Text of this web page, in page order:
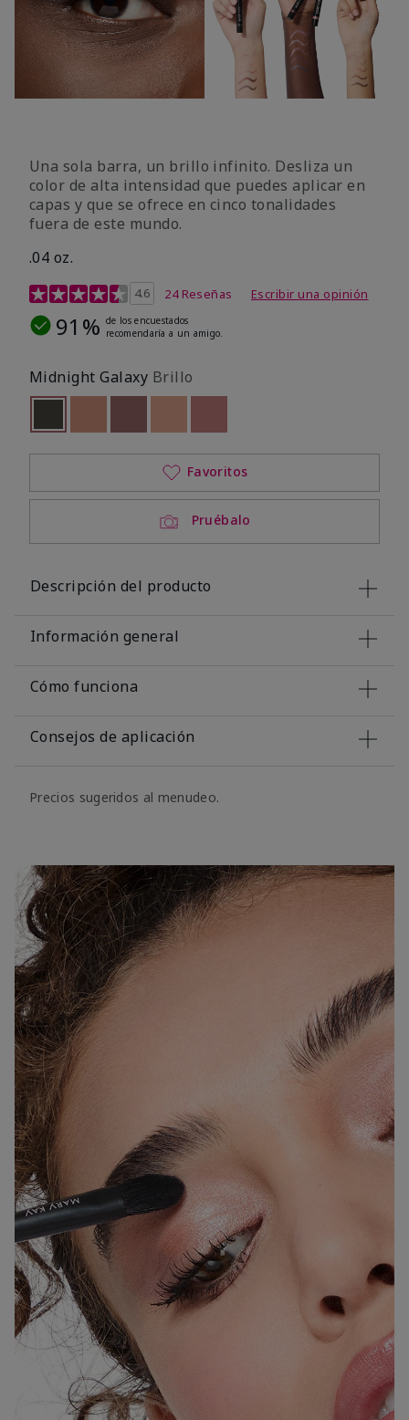
Una sola barra, un brillo infinito. Desliza un
color de alta intensidad que puedes aplicar en
capas y que se ofrece en cinco tonalidades
fuera de este mundo.
.04 oz.
Calificación de clientes de 4,3 de 5
4.6 24 Reseñas Escribir una opinión
91% de los encuestados
recomendaría a un amigo.
Midnight Galaxy Brillo
seleccionado
Out of stock
Pruébalo
Favoritos
Descripción del producto
Información general
Cómo funciona
Consejos de aplicación
Precios sugeridos al menudeo.